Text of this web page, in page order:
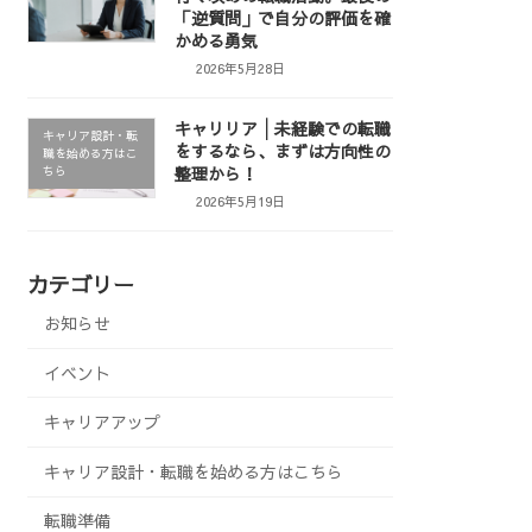
「逆質問」で自分の評価を確
かめる勇気
2026年5月28日
キャリア設計・転
職を始める方はこ
ちら
キャリリア│未経験での転職
をするなら、まずは方向性の
整理から！
2026年5月19日
カテゴリー
お知らせ
イベント
キャリアアップ
キャリア設計・転職を始める方はこちら
転職準備